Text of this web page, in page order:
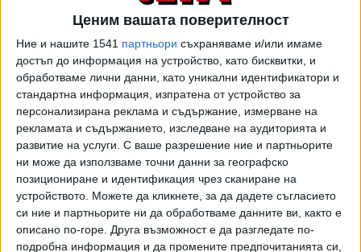
Ценим вашата поверителност
Ние и нашите 1541 партньори съхраняваме и/или имаме
достъп до информация на устройство, като бисквитки, и
обработваме лични данни, като уникални идентификатори и
стандартна информация, изпратена от устройство за
персонализирана реклама и съдържание, измерване на
рекламата и съдържанието, изследване на аудиторията и
развитие на услуги. С ваше разрешение ние и партньорите
ни може да използваме точни данни за географско
позициониране и идентификация чрез сканиране на
устройството. Можете да кликнете, за да дадете съгласието
си ние и партньорите ни да обработваме данните ви, както е
описано по-горе. Друга възможност е да разгледате по-
подробна информация и да промените предпочитанията си,
войната и идва на фона на продължаващите руски удари
срещу украинската енергийна и гражданска
инфраструктура
Четирима души са загинали и над 50 са били ранени при
атаките с ракети и дронове в столицата Киев. Избухнали
са пожари в два жилищни блока, като в единия има и
разрушения. Опожарени са автомобили. Парчета от дрон
са паднали върху сградата на детска градина в един от
районите на града. На места има прекъсване на
електроснабдяването. Много хора потърсиха убежище в
станции на метрото. В Киевска област пострадалите са
четирима, нанесени са материални щети, съобщава БНР.